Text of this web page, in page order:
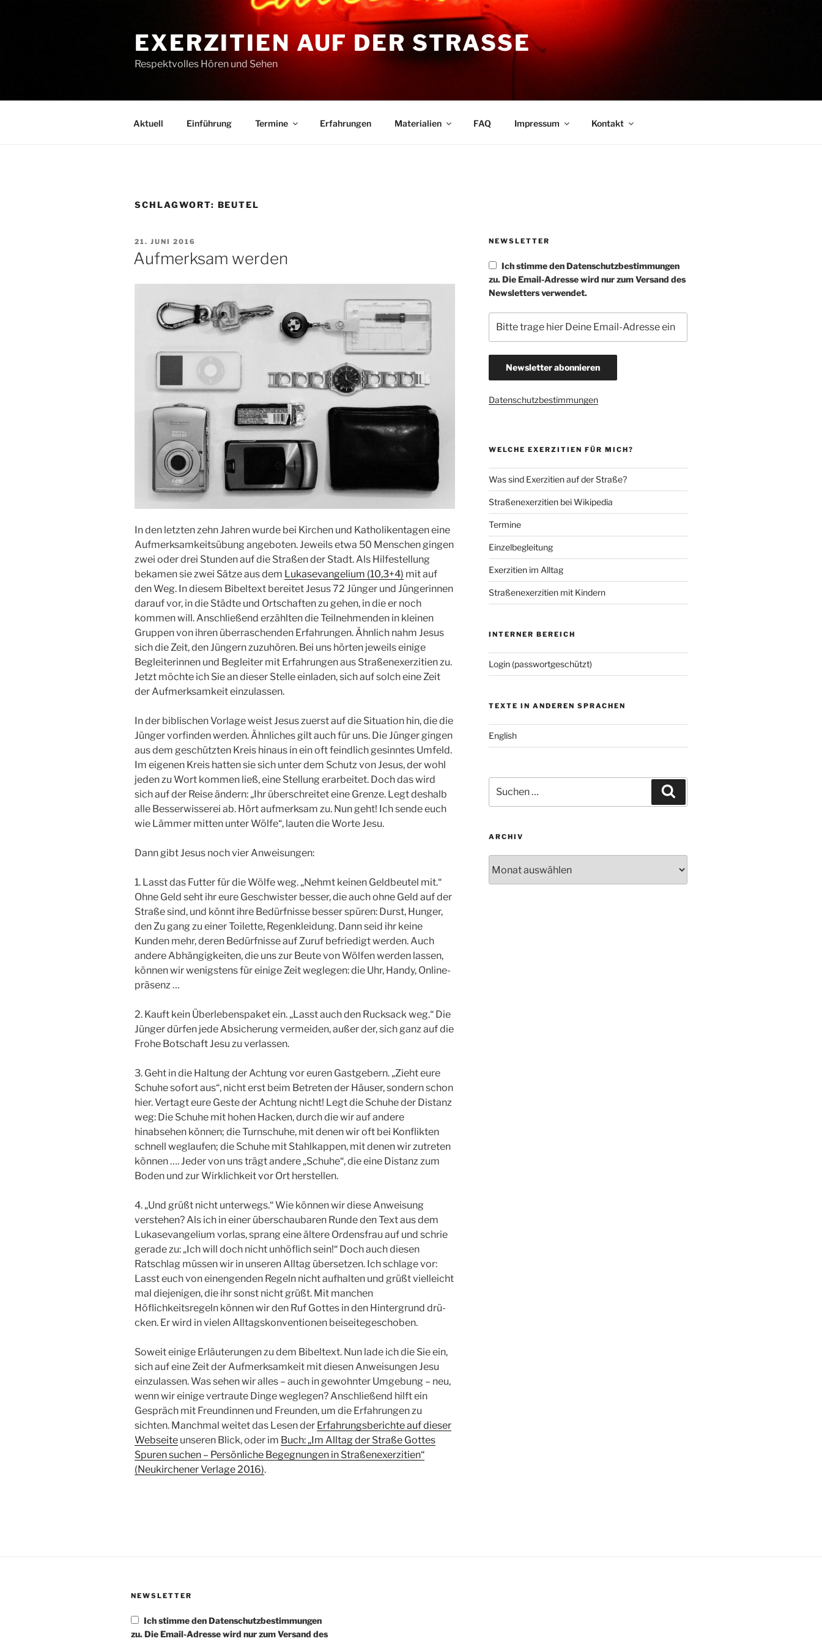
EXERZITIEN AUF DER STRASSE
Respektvolles Hören und Sehen
Aktuell Einführung Termine Erfahrungen Materialien FAQ Impressum Kontakt
SCHLAGWORT: BEUTEL
VERÖFFENTLICHT
AM
21. JUNI 2016
Aufmerksam werden
In den letzten zehn Jahren wurde bei Kirchen­ und Katholikentagen eine
Aufmerk­samkeitsübung angeboten. Jeweils etwa 50 Menschen gingen
zwei oder drei Stunden auf die Straßen der Stadt. Als Hilfestel­lung
bekamen sie zwei Sätze aus dem Lukasevangelium (10,3+4) mit auf
den Weg. In diesem Bibeltext bereitet Jesus 72 Jünger und Jüngerinnen
darauf vor, in die Städte und Ortschaften zu gehen, in die er noch
kommen will. Anschließend erzählten die Teilnehmenden in kleinen
Gruppen von ihren überraschenden Erfahrungen. Ähn­lich nahm Jesus
sich die Zeit, den Jüngern zuzuhören. Bei uns hörten jeweils einige
Begleiterinnen und Begleiter mit Erfah­rungen aus Straßenexerzitien zu.
Jetzt möchte ich Sie an dieser Stelle einladen, sich auf solch eine Zeit
der Aufmerksam­keit einzulassen.
In der biblischen Vorlage weist Jesus zu­erst auf die Situation hin, die die
Jünger vorfinden werden. Ähnliches gilt auch für uns. Die Jünger gingen
aus dem geschütz­ten Kreis hinaus in ein oft feindlich ge­sinntes Umfeld.
Im eigenen Kreis hatten sie sich unter dem Schutz von Jesus, der wohl
jeden zu Wort kommen ließ, eine Stellung erarbeitet. Doch das wird
sich auf der Reise ändern: „Ihr überschreitet eine Grenze. Legt deshalb
alle Besserwis­serei ab. Hört aufmerksam zu. Nun geht! Ich sende euch
wie Lämmer mitten unter Wölfe“, lauten die Worte Jesu.
Dann gibt Jesus noch vier Anweisungen:
1. Lasst das Futter für die Wölfe weg. „Nehmt keinen Geldbeutel mit.“
Ohne Geld seht ihr eure Geschwister besser, die auch ohne Geld auf der
Stra­ße sind, und könnt ihre Bedürfnisse besser spüren: Durst, Hunger,
den Zu­ gang zu einer Toilette, Regenkleidung. Dann seid ihr keine
Kunden mehr, de­ren Bedürfnisse auf Zuruf befriedigt werden. Auch
andere Abhängigkeiten, die uns zur Beute von Wölfen werden lassen,
können wir wenigstens für einige Zeit weglegen: die Uhr, Handy, Online­
präsenz …
2. Kauft kein Überlebenspaket ein. „Lasst auch den Rucksack weg.“ Die
Jünger dürfen jede Absicherung vermeiden, außer der, sich ganz auf die
Frohe Bot­schaft Jesu zu verlassen.
3. Geht in die Haltung der Achtung vor euren Gastgebern. „Zieht eure
Schu­he sofort aus“, nicht erst beim Betre­ten der Häuser, sondern schon
hier. Vertagt eure Geste der Achtung nicht! Legt die Schuhe der Distanz
weg: Die Schuhe mit hohen Hacken, durch die wir auf andere
hinabsehen können; die Turnschuhe, mit denen wir oft bei Konflikten
schnell weglaufen; die Schuhe mit Stahlkappen, mit denen wir zutreten
können …. Jeder von uns trägt andere „Schuhe“, die eine Distanz zum
Boden und zur Wirklichkeit vor Ort herstellen.
4. „Und grüßt nicht unterwegs.“ Wie können wir diese Anweisung
verstehen? Als ich in einer überschaubaren Runde den Text aus dem
Lukasevangelium vorlas, sprang eine ältere Ordensfrau auf und schrie
gerade­ zu: „Ich will doch nicht unhöflich sein!“ Doch auch diesen
Ratschlag müssen wir in unseren Alltag übersetzen. Ich schlage vor:
Lasst euch von einengenden Regeln nicht aufhalten und grüßt vielleicht
mal diejenigen, die ihr sonst nicht grüßt. Mit manchen
Höflichkeitsregeln können wir den Ruf Gottes in den Hintergrund drü­
cken. Er wird in vielen Alltagskonventio­nen beiseitegeschoben.
Soweit einige Erläuterungen zu dem Bibel­text. Nun lade ich die Sie ein,
sich auf eine Zeit der Aufmerksamkeit mit diesen Anweisungen Jesu
einzulassen. Was sehen wir alles – auch in gewohnter Umgebung – neu,
wenn wir einige vertraute Dinge weglegen? An­schließend hilft ein
Gespräch mit Freundin­nen und Freunden, um die Erfahrungen zu
sichten. Manchmal weitet das Lesen der Er­fahrungsberichte auf dieser
Webseite unseren Blick, oder im Buch: „Im Alltag der Straße Gottes
Spuren suchen – Persönliche Begegnungen in Stra­ßenexerzitien“
(Neukirchener Verlage 2016).
NEWSLETTER
Ich stimme den Datenschutzbestimmungen
zu. Die Email-Adresse wird nur zum Versand des
Newsletters verwendet.
Datenschutzbestimmungen
WELCHE EXERZITIEN FÜR MICH?
Was sind Exerzitien auf der Straße?
Straßenexerzitien bei Wikipedia
Termine
Einzelbegleitung
Exerzitien im Alltag
Straßenexerzitien mit Kindern
INTERNER BEREICH
Login (passwortgeschützt)
TEXTE IN ANDEREN SPRACHEN
English
nach:
ARCHIV
NEWSLETTER
Ich stimme den Datenschutzbestimmungen
zu. Die Email-Adresse wird nur zum Versand des